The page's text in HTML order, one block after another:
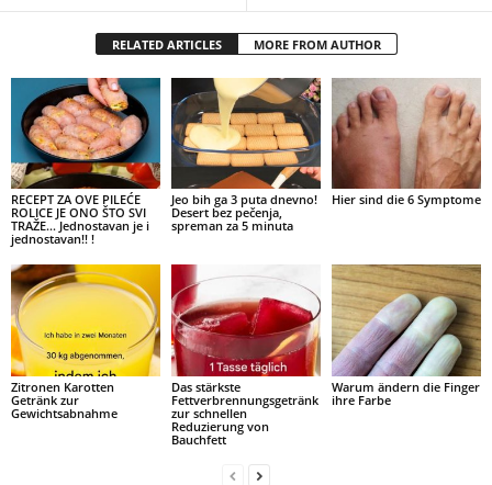
RELATED ARTICLES MORE FROM AUTHOR
RECEPT ZA OVE PILEĆE
ROLICE JE ONO ŠTO SVI
TRAŽE… Jednostavan je i
jednostavan!! !
Jeo bih ga 3 puta dnevno!
Desert bez pečenja,
spreman za 5 minuta
Hier sind die 6 Symptome
Zitronen Karotten
Getränk zur
Gewichtsabnahme
Das stärkste
Fettverbrennungsgetränk
zur schnellen
Reduzierung von
Bauchfett
Warum ändern die Finger
ihre Farbe